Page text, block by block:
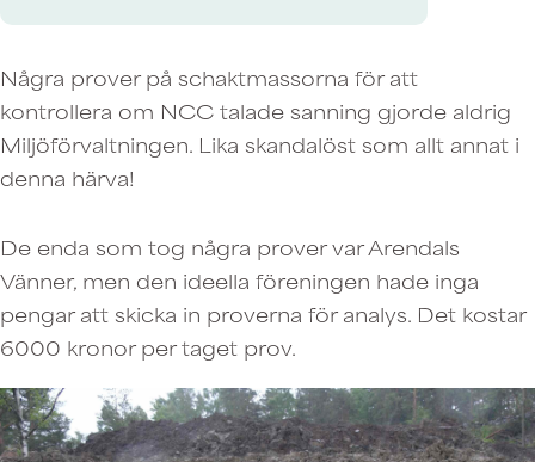
Några prover på schaktmassorna för att
kontrollera om NCC talade sanning gjorde aldrig
Miljöförvaltningen. Lika skandalöst som allt annat i
denna härva!
De enda som tog några prover var Arendals
Vänner, men den ideella föreningen hade inga
pengar att skicka in proverna för analys. Det kostar
6000 kronor per taget prov.